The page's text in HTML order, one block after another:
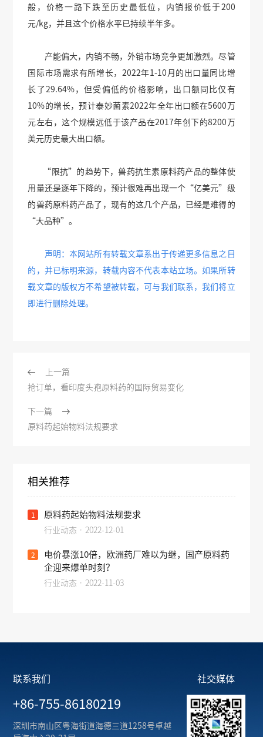
般，价格一路下跌至历史最低位，内销报价低于200
元/kg，并且这个价格水平已持续半年多。
产能偏大，内销不畅，外销市场竞争更加激烈。尽管
国际市场需求有所增长，2022年1-10月的出口量同比增
长了29.64%，但受偏低的价格影响，出口额同比仅有
10%的增长，预计泰妙菌素2022年全年出口额在5600万
元左右，这个规模远低于该产品在2017年创下的8200万
美元历史最大出口额。
“限抗”的趋势下，兽药抗生素原料药产品的整体使
用量还是逐年下降的，预计很难再出现一个“亿美元”级
的兽药原料药产品了，现有的这几个产品，已经是难得的
“大品种”。
声明：本网站所有转载文章系出于传递更多信息之目
的，并已标明来源，转载内容不代表本站立场。如果所转
载文章的版权方不希望被转载，可与我们联系，我们将立
即进行删除处理。
上一篇
抢订单，看印度头孢原料药的国际贸易变化
下一篇
原料药起始物料法规要求
相关推荐
1 原料药起始物料法规要求
行业动态 · 2022-12-01
2
电价暴涨10倍，欧洲药厂难以为继，国产原料药
企迎来爆单时刻？
行业动态 · 2022-11-03
联系我们
+86-755-86180219
深圳市南山区粤海街道海德三道1258号卓越
社交媒体